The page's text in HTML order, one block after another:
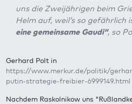
uns die Zweijährigen beim
Helm auf, weil’s so gefährlich
eine gemeinsame Gaudi“, so
Gerhard Polt in
https://www.merkur.de/politik/
putin-strategie-freibier-6999149.html
Nachdem Raskolnikow uns